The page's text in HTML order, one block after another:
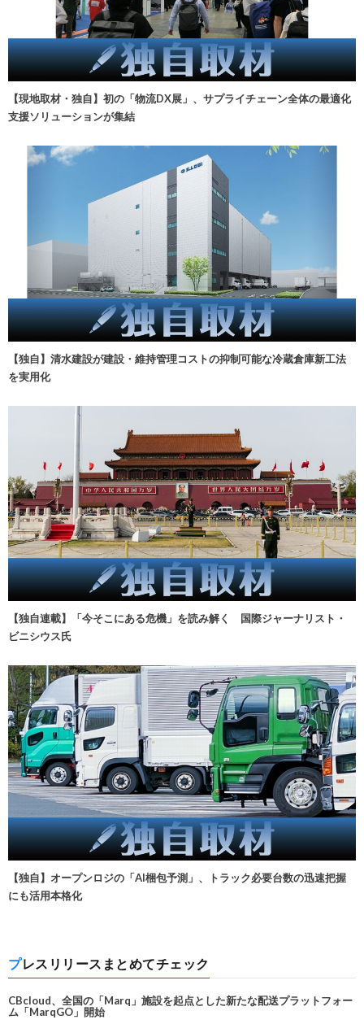
【現地取材・独自】初の「物流DX展」、サプライチェーン全体の最適化
支援ソリューションが集結
【独自】清水建設が建設・維持管理コストの抑制可能な冷蔵倉庫新工法
を実用化
【独自連載】「今そこにある危機」を読み解く 国際ジャーナリスト・
ビニシウス氏
【独自】オープンロジの「AI梱包予測」、トラック必要台数の迅速把握
にも活用本格化
プレスリリースまとめてチェック
CBcloud、全国の「Marq」施設を起点とした新たな配送プラットフォー
ム「MarqGO」開始